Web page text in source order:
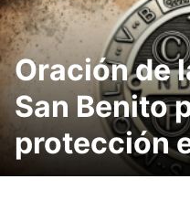
Oración de
San Benito
protección